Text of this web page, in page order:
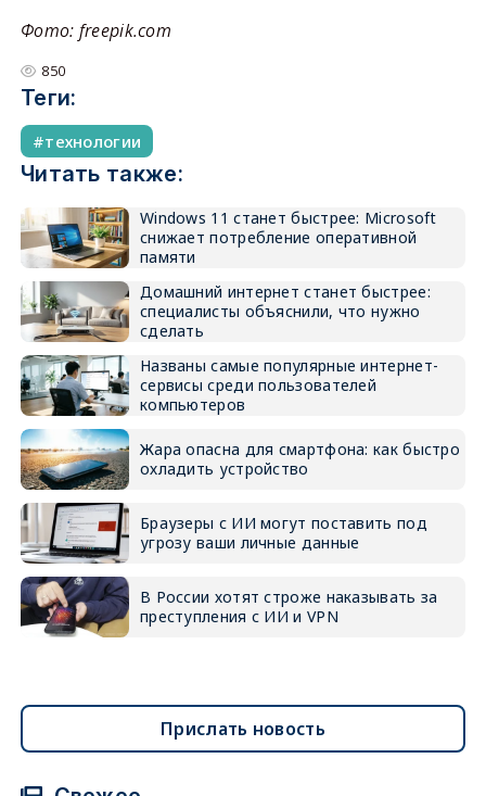
Фото: freepik.com
850
Теги:
технологии
Читать также:
Windows 11 станет быстрее: Microsoft
снижает потребление оперативной
памяти
Домашний интернет станет быстрее:
специалисты объяснили, что нужно
сделать
Названы самые популярные интернет-
сервисы среди пользователей
компьютеров
Жара опасна для смартфона: как быстро
охладить устройство
Браузеры с ИИ могут поставить под
угрозу ваши личные данные
В России хотят строже наказывать за
преступления с ИИ и VPN
Прислать новость